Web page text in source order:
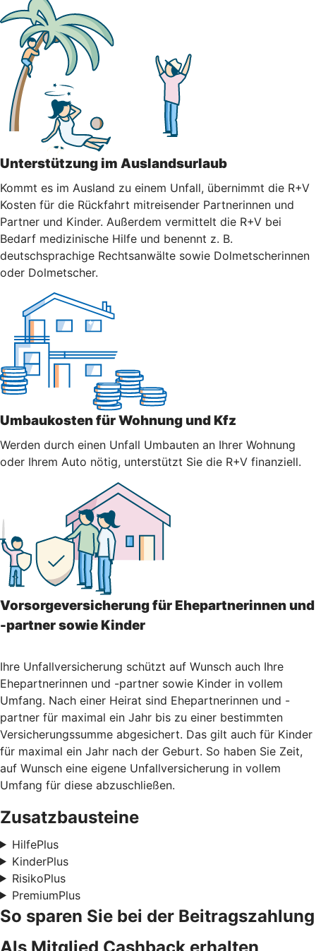
Unterstützung im Auslandsurlaub
Kommt es im Ausland zu einem Unfall, übernimmt die R+V
Kosten für die Rückfahrt mitreisender Partnerinnen und
Partner und Kinder. Außerdem vermittelt die R+V bei
Bedarf medizinische Hilfe und benennt z. B.
deutschsprachige Rechtsanwälte sowie Dolmetscherinnen
oder Dolmetscher.
Umbaukosten für Wohnung und Kfz
Werden durch einen Unfall Umbauten an Ihrer Wohnung
oder Ihrem Auto nötig, unterstützt Sie die R+V finanziell.
Vorsorgeversicherung für Ehepartnerinnen und
-partner sowie Kinder
Ihre Unfallversicherung schützt auf Wunsch auch Ihre
Ehepartnerinnen und -partner sowie Kinder in vollem
Umfang. Nach einer Heirat sind Ehepartnerinnen und -
partner für maximal ein Jahr bis zu einer bestimmten
Versicherungssumme abgesichert. Das gilt auch für Kinder
für maximal ein Jahr nach der Geburt. So haben Sie Zeit,
auf Wunsch eine eigene Unfallversicherung in vollem
Umfang für diese abzuschließen.
Zusatzbausteine
HilfePlus
KinderPlus
RisikoPlus
PremiumPlus
So sparen Sie bei der Beitragszahlung
Als Mitglied Cashback erhalten